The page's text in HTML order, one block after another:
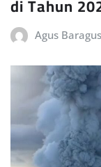
di Tahun
Agus Baragus